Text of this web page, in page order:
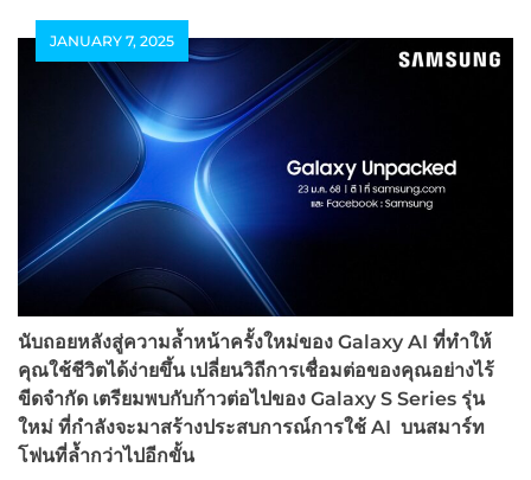
JANUARY 7, 2025
นับถอยหลังสู่ความล้ำหน้าครั้งใหม่ของ Galaxy AI ที่ทำให้
คุณใช้ชีวิตได้ง่ายขึ้น เปลี่ยนวิถีการเชื่อมต่อของคุณอย่างไร้
ขีดจำกัด เตรียมพบกับก้าวต่อไปของ Galaxy S Series รุ่น
ใหม่ ที่กำลังจะมาสร้างประสบการณ์การใช้ AI บนสมาร์ท
โฟนที่ล้ำกว่าไปอีกขั้น